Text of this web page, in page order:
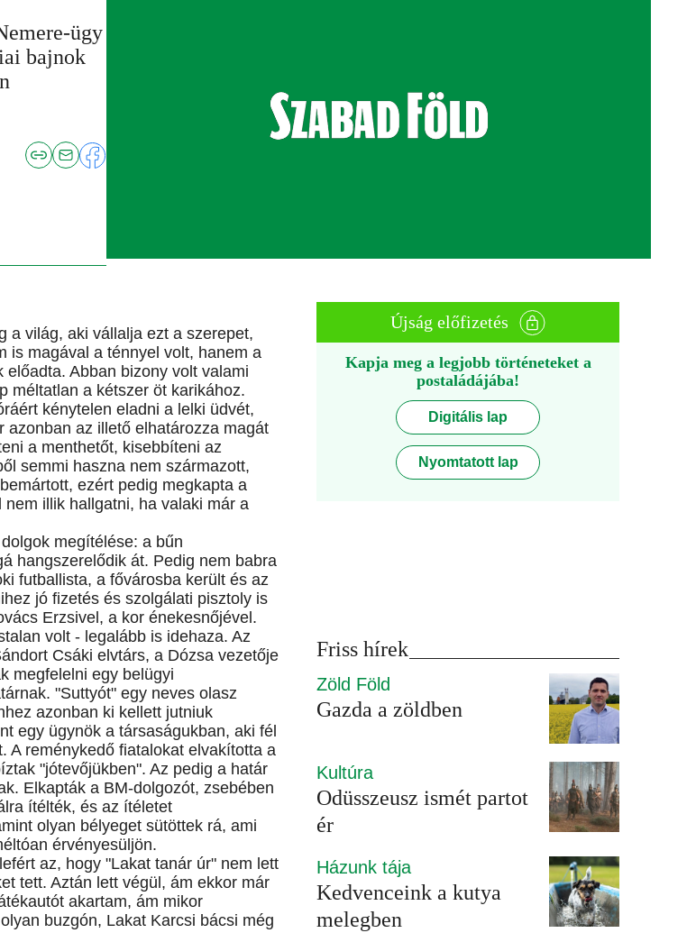
ügy
bajnok
a világ, aki vállalja ezt a szerepet,
is magával a ténnyel volt, hanem a
Abban bizony volt valami
méltatlan a kétszer öt karikához.
kénytelen eladni a lelki üdvét,
azonban az illető elhatározza magát
a menthetőt, kisebbíteni az
semmi haszna nem származott,
ezért pedig megkapta a
illik hallgatni, ha valaki már a
megítélése: a bűn
hangszerelődik át. Pedig nem babra
futballista, a fővárosba került és az
jó fizetés és szolgálati pisztoly is
Erzsivel, a kor énekesnőjével.
volt - legalább is idehaza. Az
Csáki elvtárs, a Dózsa vezetője
megfelelni egy belügyi
"Suttyót" egy neves olasz
azonban ki kellett jutniuk
egy ügynök a társaságukban, aki fél
A reménykedő fiatalokat elvakította a
"jótevőjükben". Az pedig a határ
Elkapták a BM-dolgozót, zsebében
ítélték, és az ítéletet
olyan bélyeget sütöttek rá, ami
érvényesüljön.
az, hogy "Lakat tanár úr" nem lett
tett. Aztán lett végül, ám ekkor már
akartam, ám mikor
buzgón, Lakat Karcsi bácsi még
Újság előfizetés
Kapja meg a legjobb történeteket a
postaládájába!
Digitális lap
Nyomtatott lap
Friss hírek
Zöld Föld
Gazda a zöldben
Kultúra
Odüsszeusz ismét partot
ér
Házunk tája
Kedvenceink a kutya
melegben